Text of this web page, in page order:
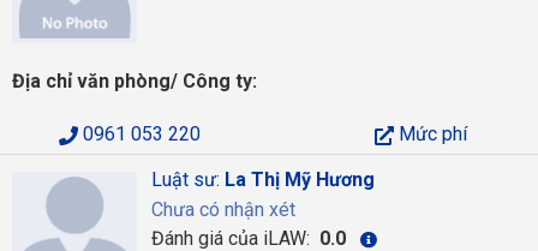
Địa chỉ văn phòng/ Công ty:
0961 053 220
Mức phí
Luật sư: La Thị Mỹ Hương
Chưa có nhận xét
Đánh giá của iLAW: 0.0